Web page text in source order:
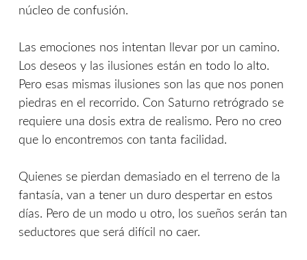
núcleo de confusión.
Las emociones nos intentan llevar por un camino.
Los deseos y las ilusiones están en todo lo alto.
Pero esas mismas ilusiones son las que nos ponen
piedras en el recorrido. Con Saturno retrógrado se
requiere una dosis extra de realismo. Pero no creo
que lo encontremos con tanta facilidad.
Quienes se pierdan demasiado en el terreno de la
fantasía, van a tener un duro despertar en estos
días. Pero de un modo u otro, los sueños serán tan
seductores que será difícil no caer.